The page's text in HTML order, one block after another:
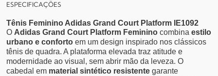
ESPECIFICAÇÕES
Tênis Feminino Adidas Grand Court Platform IE1092
OAdidas Grand Court Platform Feminino combinaestilo
urbano e conforto em um design inspirado nos clássicos
tênis de quadra. A plataforma elevada traz atitude e
modernidade ao visual, sem abrir mão da leveza.O
cabedal em material sintético resistente garante